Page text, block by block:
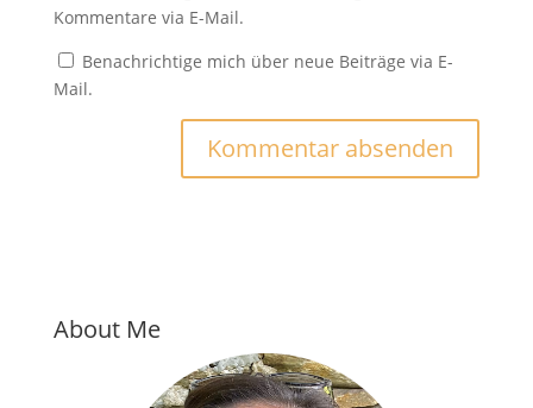
Kommentare via E-Mail.
Benachrichtige mich über neue Beiträge via E-
Mail.
About Me